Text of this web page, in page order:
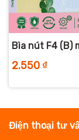
+
Bìa nút F4 (B)
2.550 ₫
Điện thoại tư